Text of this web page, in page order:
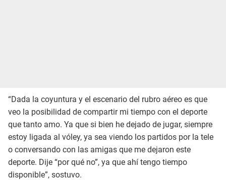
“Dada la coyuntura y el escenario del rubro aéreo es que
veo la posibilidad de compartir mi tiempo con el deporte
que tanto amo. Ya que si bien he dejado de jugar, siempre
estoy ligada al vóley, ya sea viendo los partidos por la tele
o conversando con las amigas que me dejaron este
deporte. Dije “por qué no”, ya que ahí tengo tiempo
disponible”, sostuvo.